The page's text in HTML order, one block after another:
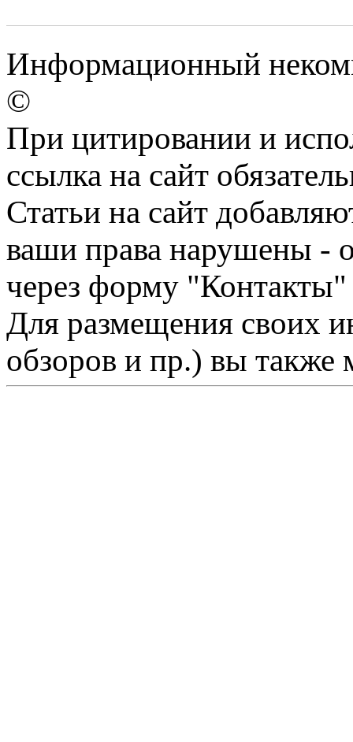
Информационный
©
При цитировании и
ссылка на сайт
Статьи на сайт
ваши права нарушены -
через форму "Контакты"
Для размещения своих
обзоров и пр.) вы также